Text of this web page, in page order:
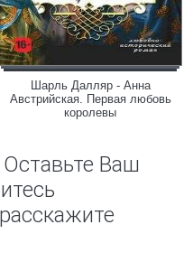
Шарль Далляр - Анна
Австрийская. Первая любовь
королевы
Ваш